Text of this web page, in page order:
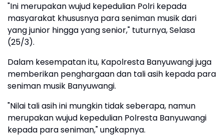
"Ini merupakan wujud kepedulian Polri kepada
masyarakat khususnya para seniman musik dari
yang junior hingga yang senior," tuturnya, Selasa
(25/3).
Dalam kesempatan itu, Kapolresta Banyuwangi juga
memberikan penghargaan dan tali asih kepada para
seniman musik Banyuwangi.
"Nilai tali asih ini mungkin tidak seberapa, namun
merupakan wujud kepedulian Polresta Banyuwangi
kepada para seniman," ungkapnya.